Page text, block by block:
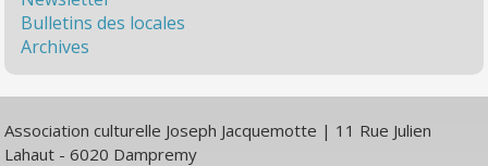
Bulletins des locales
Archives
Association culturelle Joseph Jacquemotte | 11 Rue Julien
Lahaut - 6020 Dampremy